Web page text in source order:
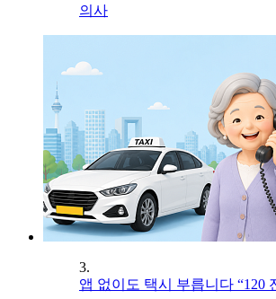
의사
3.
앱 없이도 택시 부릅니다 “120